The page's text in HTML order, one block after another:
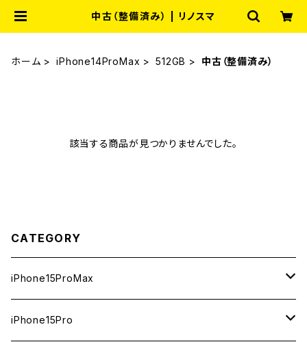
中古（整備済み） | リノスマ
ホーム iPhone14ProMax 512GB 中古（整備済み）
該当する商品が見つかりませんでした。
CATEGORY
iPhone15ProMax
1TB
iPhone15Pro